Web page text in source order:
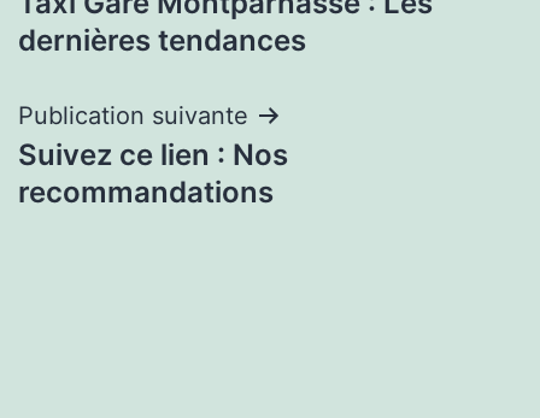
de
dernières tendances
Publication suivante
Suivez ce lien : Nos
recommandations